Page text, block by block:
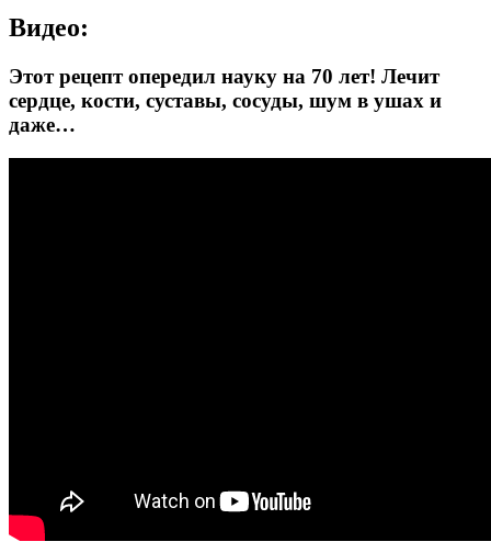
Видео:
Этот рецепт опередил науку на 70 лет! Лечит
сердце, кости, суставы, сосуды, шум в ушах и
даже…